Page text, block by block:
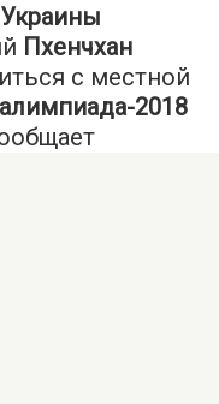
Пхенчхан
с местной
2018